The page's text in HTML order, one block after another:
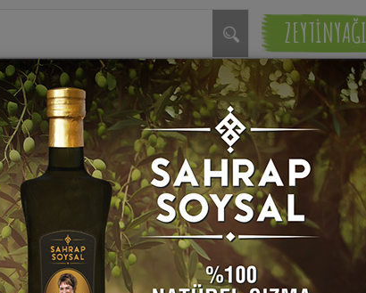
ZEYTİNYAĞI
Tarifler Favori Tarifleri